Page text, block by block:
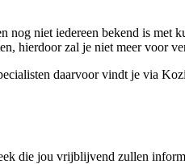
niet iedereen bekend is met
hierdoor zal je niet meer voor
daarvoor vindt je via
die jou vrijblijvend zullen